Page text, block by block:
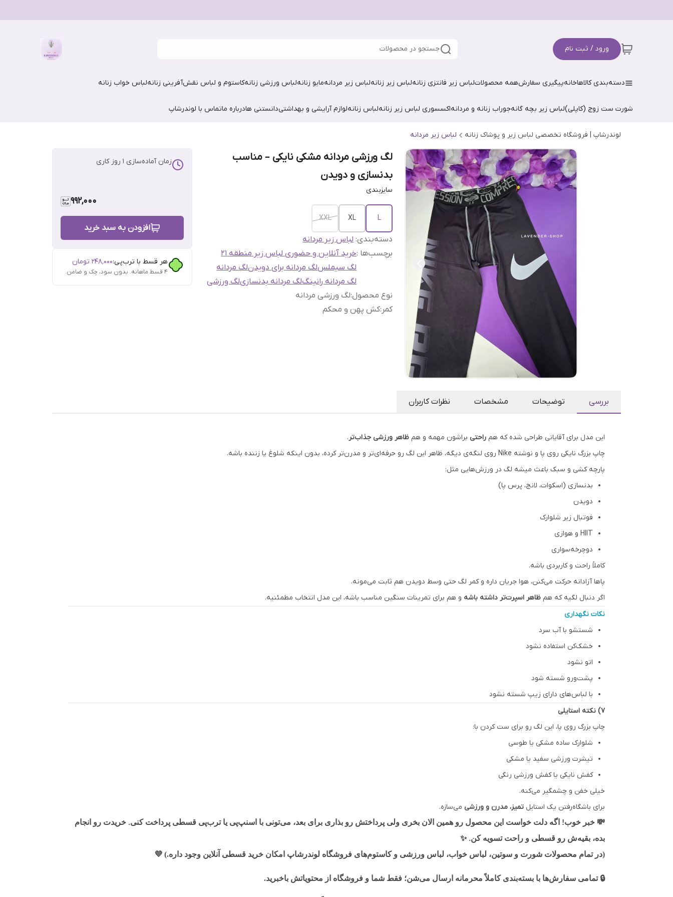
ورود / ثبت نام جستجو در محصولات
دسته‌بندی کالاهاخانهپیگیری سفارشهمه محصولاتلباس زیر فانتزی زنانهلباس زیر زنانهلباس زیر مردانهمایو زنانهلباس ورزشی زنانهکاستوم و لباس نقش‌آفرینی زنانهلباس خواب زنانه
شورت ست زوج (کاپلی)لباس زیر بچه گانهجوراب زنانه و مردانهاکسسوری لباس زیر زنانهلباس زنانهلوازم آرایشی و بهداشتیدانستنی هادرباره ماتماس با لوندرشاپ
لوندرشاپ | فروشگاه تخصصی لباس زیر و پوشاک زنانه لباس زیر مردانه
لگ ورزشی مردانه مشکی نایکی – مناسب
بدنسازی و دویدن
سایزبندی
L
XL
XXL
دسته‌بندی:لباس زیر مردانه
برچسب‌ها :خرید آنلاین و حضوری لباس زیر منطقه 21
لگ سیملسلگ مردانه برای دویدنلگ مردانه
لگ مردانه رانینگلگ مردانه بدنسازیلگ ورزشی
نوع محصول:لگ ورزشی مردانه
کمر :کش پهن و محکم
زمان آماده‌سازی 1 روز کاری
992,000
افزودن به سبد خرید
هر قسط با ترب‌پی:۲۴۸٬۰۰۰ تومان
۴ قسط ماهانه. بدون سود، چک و ضامن.
بررسی توضیحات مشخصات نظرات کاربران
این مدل برای آقایانی طراحی شده که هم راحتی براشون مهمه و هم ظاهر ورزشی جذاب‌تر .
چاپ بزرگ نایکی روی پا و نوشته Nike روی لنگه‌ی دیگه، ظاهر این لگ رو حرفه‌ای‌تر و مدرن‌تر کرده، بدون اینکه شلوغ یا زننده باشه.
پارچه کشی و سبک باعث میشه لگ در ورزش‌هایی مثل:
بدنسازی (اسکوات، لانج، پرس پا)
دویدن
فوتبال زیر شلوارک
HIIT و هوازی
دوچرخه‌سواری
کاملاً راحت و کاربردی باشه.
پاها آزادانه حرکت می‌کنن، هوا جریان داره و کمر لگ حتی وسط دویدن هم ثابت می‌مونه.
اگر دنبال لگیه که هم ظاهر اسپرت‌تر داشته باشه و هم برای تمرینات سنگین مناسب باشه، این مدل انتخاب مطمئنیه.
نکات نگهداری
شستشو با آب سرد
خشک‌کن استفاده نشود
اتو نشود
پشت‌ورو شسته شود
با لباس‌های دارای زیپ شسته نشود
7) نکته استایلی
چاپ بزرگ روی پا، این لگ رو برای ست کردن با:
شلوارک ساده مشکی یا طوسی
تیشرت ورزشی سفید یا مشکی
کفش نایکی یا کفش ورزشی رنگی
خیلی خفن و چشمگیر می‌کنه.
برای باشگاه‌رفتن یک استایل تمیز، مدرن و ورزشی می‌سازه.
💸 خبر خوب! اگه دلت خواست این محصول رو همین الان بخری ولی پرداختش رو بذاری برای بعد، می‌تونی با اسنپ‌پی یا ترب‌پی قسطی پرداخت کنی. خریدت رو انجام
بده، بقیه‌ش رو قسطی و راحت تسویه کن.✨
(در تمام محصولات شورت و سوتین، لباس خواب، لباس ورزشی و کاستوم‌های فروشگاه لوندرشاپ امکان خرید قسطی آنلاین وجود داره.) 💜
🔒 تمامی سفارش‌ها با بسته‌بندی کاملاً محرمانه ارسال می‌شن؛ فقط شما و فروشگاه از محتویاتش باخبرید.